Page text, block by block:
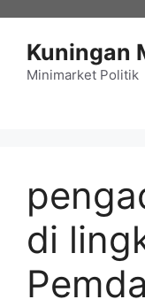
Kuningan
Minimarket Politik
di
Pemda